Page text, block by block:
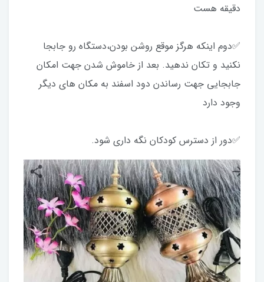
دقیقه هست
✅دوم اینکه هرگز موقع روشن بودن،دستگاه رو جابجا
نکنید و تکان ندهید. بعد از خاموش شدن جهت امکان
جابجایی جهت رساندن دود اسفند به مکان های دیگر
وجود دارد
✅دور از دسترس کودکان نگه داری شود.